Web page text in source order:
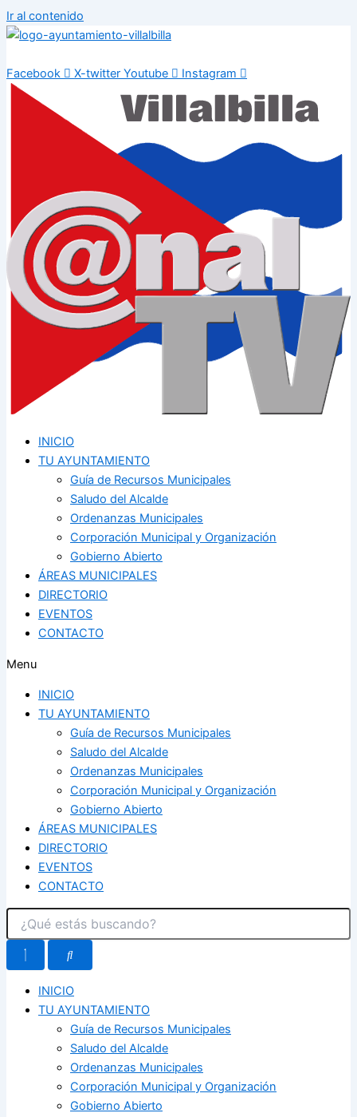
Ir al contenido
Facebook X-twitter Youtube Instagram
INICIO
TU AYUNTAMIENTO
Guía de Recursos Municipales
Saludo del Alcalde
Ordenanzas Municipales
Corporación Municipal y Organización
Gobierno Abierto
ÁREAS MUNICIPALES
DIRECTORIO
EVENTOS
CONTACTO
Menu
INICIO
TU AYUNTAMIENTO
Guía de Recursos Municipales
Saludo del Alcalde
Ordenanzas Municipales
Corporación Municipal y Organización
Gobierno Abierto
ÁREAS MUNICIPALES
DIRECTORIO
EVENTOS
CONTACTO
INICIO
TU AYUNTAMIENTO
Guía de Recursos Municipales
Saludo del Alcalde
Ordenanzas Municipales
Corporación Municipal y Organización
Gobierno Abierto